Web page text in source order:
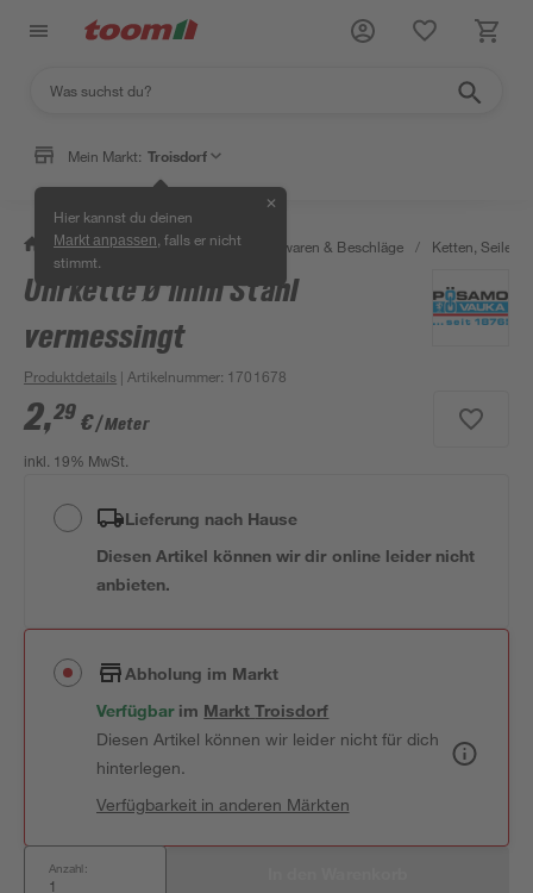
Mein Markt: Troisdorf
Hier kannst du deinen
Markt anpassen , falls er nicht
stimmt.
✕
/ Werkstatt & Maschinen / Eisenwaren & Beschläge / Ketten, Seile &
Uhrkette Ø 1mm Stahl
vermessingt
Produktdetails | Artikelnummer: 1701678
2,29 €/ Meter
inkl. 19% MwSt.
Lieferung nach Hause
Diesen Artikel können wir dir online leider nicht
anbieten.
Abholung im Markt
Verfügbar im MarktTroisdorf
Diesen Artikel können wir leider nicht für dich
hinterlegen.
Verfügbarkeit in anderen Märkten
Anzahl: